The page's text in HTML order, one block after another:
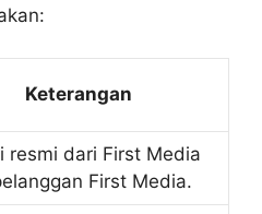
Keterangan
resmi dari First Media
First Media.